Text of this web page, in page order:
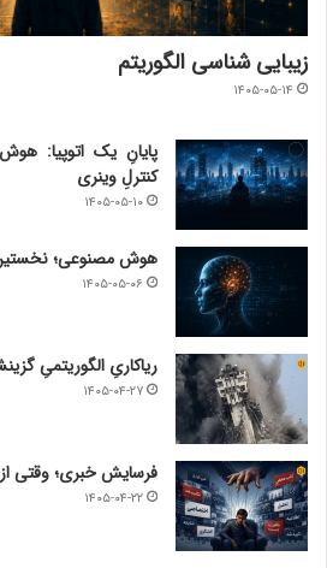
زیبایی شناسی الگوریتم
۱۴۰۵-۰۵-۱۴
پایانِ یک اتوپیا:
کنترلِ وینری
۱۴۰۵-۰۵-۱۰
هوش مصنوعی؛
۱۴۰۵-۰۵-۰۶
ریاکاریِ الگوریتمیِ
۱۴۰۵-۰۴-۲۷
فرسایش خبری؛ وقتی
۱۴۰۵-۰۴-۲۲